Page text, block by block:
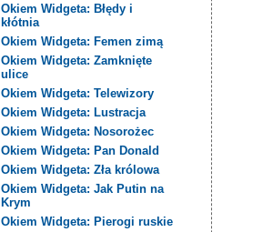
Okiem Widgeta: Błędy i
kłótnia
Okiem Widgeta: Femen zimą
Okiem Widgeta: Zamknięte
ulice
Okiem Widgeta: Telewizory
Okiem Widgeta: Lustracja
Okiem Widgeta: Nosorożec
Okiem Widgeta: Pan Donald
Okiem Widgeta: Zła królowa
Okiem Widgeta: Jak Putin na
Krym
Okiem Widgeta: Pierogi ruskie